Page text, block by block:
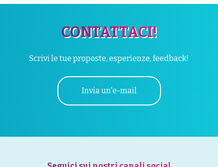
CONTATTACI!
Scrivi le tue proposte, esperienze, feedback!
Invia un'e-mail